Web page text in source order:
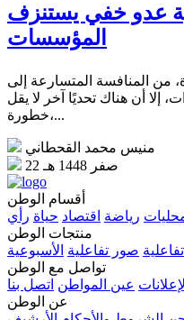
عدو خفي يستنزف
المؤسسات
من المنافسة المتسارعة إلى
إلا أن هناك تحديًا آخر لا يقل
خطورة،...
منيس محمد القحطاني
22 صفر 1448 هـ
أقسام الوطن
رياضة اقتصاد حياة رأي
منتجات الوطن
صور تفاعلية الأسبوعية
تواصل مع الوطن
الإعلانات عين المواطن اتصل بنا
عن الوطن